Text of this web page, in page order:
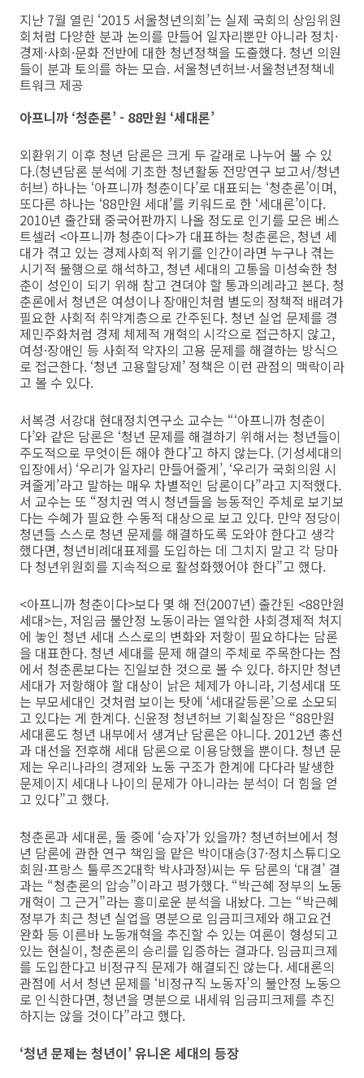
지난 7월 열린 ‘2015 서울청년의회’는 실제 국회의 상임위원
회처럼 다양한 분과 논의를 만들어 일자리뿐만 아니라 정치·
경제·사회·문화 전반에 대한 청년정책을 도출했다. 청년 의원
들이 분과 토의를 하는 모습. 서울청년허브·서울청년정책네
트워크 제공
아프니까 ‘청춘론’ - 88만원 ‘세대론’
외환위기 이후 청년 담론은 크게 두 갈래로 나누어 볼 수 있
다.(청년담론 분석에 기초한 청년활동 전망연구 보고서/청년
허브) 하나는 ‘아프니까 청춘이다’로 대표되는 ‘청춘론’이며,
또다른 하나는 ‘88만원 세대’를 키워드로 한 ‘세대론’이다.
2010년 출간돼 중국어판까지 나올 정도로 인기를 모은 베스
트셀러 <아프니까 청춘이다>가 대표하는 청춘론은, 청년 세
대가 겪고 있는 경제사회적 위기를 인간이라면 누구나 겪는
시기적 불행으로 해석하고, 청년 세대의 고통을 미성숙한 청
춘이 성인이 되기 위해 참고 견뎌야 할 통과의례라고 본다. 청
춘론에서 청년은 여성이나 장애인처럼 별도의 정책적 배려가
필요한 사회적 취약계층으로 간주된다. 청년 실업 문제를 경
제민주화처럼 경제 체제적 개혁의 시각으로 접근하지 않고,
여성·장애인 등 사회적 약자의 고용 문제를 해결하는 방식으
로 접근한다. ‘청년 고용할당제’ 정책은 이런 관점의 맥락이라
고 볼 수 있다.
서복경 서강대 현대정치연구소 교수는 “‘아프니까 청춘이
다’와 같은 담론은 ‘청년 문제를 해결하기 위해서는 청년들이
주도적으로 무엇이든 해야 한다’고 하지 않는다. (기성세대의
입장에서) ‘우리가 일자리 만들어줄게’, ‘우리가 국회의원 시
켜줄게’라고 말하는 매우 차별적인 담론이다”라고 지적했다.
서 교수는 또 “정치권 역시 청년들을 능동적인 주체로 보기보
다는 수혜가 필요한 수동적 대상으로 보고 있다. 만약 정당이
청년들 스스로 청년 문제를 해결하도록 도와야 한다고 생각
했다면, 청년비례대표제를 도입하는 데 그치지 말고 각 당마
다 청년위원회를 지속적으로 활성화했어야 한다”고 했다.
<아프니까 청춘이다>보다 몇 해 전(2007년) 출간된 <88만원
세대>는, 저임금 불안정 노동이라는 열악한 사회경제적 처지
에 놓인 청년 세대 스스로의 변화와 저항이 필요하다는 담론
을 대표한다. 청년 세대를 문제 해결의 주체로 주목한다는 점
에서 청춘론보다는 진일보한 것으로 볼 수 있다. 하지만 청년
세대가 저항해야 할 대상이 낡은 체제가 아니라, 기성세대 또
는 부모세대인 것처럼 보이는 탓에 ‘세대갈등론’으로 소모되
고 있다는 게 한계다. 신윤정 청년허브 기획실장은 “88만원
세대론도 청년 내부에서 생겨난 담론은 아니다. 2012년 총선
과 대선을 전후해 세대 담론으로 이용당했을 뿐이다. 청년 문
제는 우리나라의 경제와 노동 구조가 한계에 다다라 발생한
문제이지 세대나 나이의 문제가 아니라는 분석이 더 힘을 얻
고 있다”고 했다.
청춘론과 세대론, 둘 중에 ‘승자’가 있을까? 청년허브에서 청
년 담론에 관한 연구 책임을 맡은 박이대승(37·정치스튜디오
회원·프랑스 툴루즈2대학 박사과정)씨는 두 담론의 ‘대결’ 결
과는 “청춘론의 압승”이라고 평가했다. “박근혜 정부의 노동
개혁이 그 근거”라는 흥미로운 분석을 내놨다. 그는 “박근혜
정부가 최근 청년 실업을 명분으로 임금피크제와 해고요건
완화 등 이른바 노동개혁을 추진할 수 있는 여론이 형성되고
있는 현실이, 청춘론의 승리를 입증하는 결과다. 임금피크제
를 도입한다고 비정규직 문제가 해결되진 않는다. 세대론의
관점에 서서 청년 문제를 ‘비정규직 노동자’의 불안정 노동으
로 인식한다면, 청년을 명분으로 내세워 임금피크제를 추진
하지는 않을 것이다”라고 했다.
‘청년 문제는 청년이’ 유니온 세대의 등장